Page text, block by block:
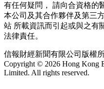
有任何疑問， 請向合資格的
本公司及其合作夥伴及第三
站 所載資訊而引起或與之有
法律責任。
信報財經新聞有限公司版權
Copyright © 2026 Hong Kong
Limited. All rights reserved.